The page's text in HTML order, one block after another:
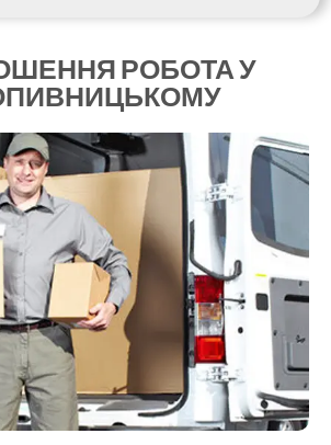
РОБОТА У